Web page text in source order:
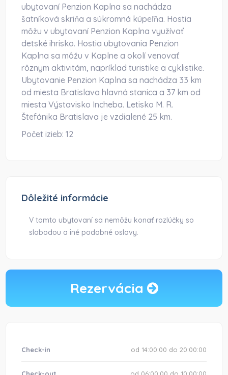
ubytovaní Penzion Kaplna sa nachádza
šatníková skriňa a súkromná kúpeľňa. Hostia
môžu v ubytovaní Penzion Kaplna využívať
detské ihrisko. Hostia ubytovania Penzion
Kaplna sa môžu v Kaplne a okolí venovať
rôznym aktivitám, napríklad turistike a cyklistike.
Ubytovanie Penzion Kaplna sa nachádza 33 km
od miesta Bratislava hlavná stanica a 37 km od
miesta Výstavisko Incheba. Letisko M. R.
Štefánika Bratislava je vzdialené 25 km.
Počet izieb:12
Dôležité informácie
V tomto ubytovaní sa nemôžu konať rozlúčky so
slobodou a iné podobné oslavy.
Rezervácia
Check-in od 14:00:00 do 20:00:00